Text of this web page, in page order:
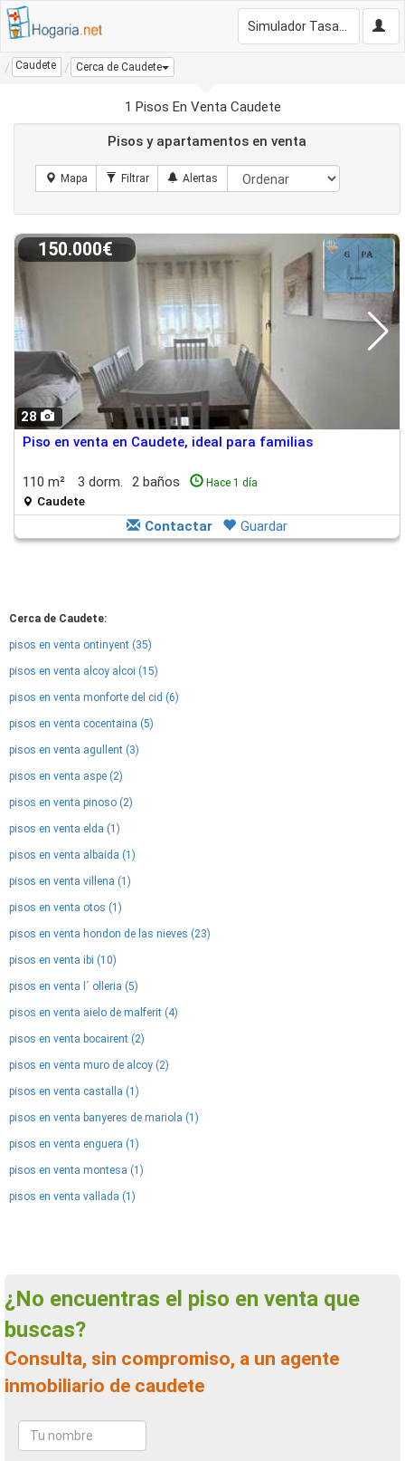
Caudete Cerca de Caudete
1 Pisos En Venta Caudete
Pisos y apartamentos en venta
28
150.000€
Piso en venta en Caudete, ideal para familias
110 m² 3 dorm. 2 baños Hace 1 día
Caudete
Contactar Guardar
Cerca de Caudete:
pisos en venta ontinyent (35)
pisos en venta alcoy alcoi (15)
pisos en venta monforte del cid (6)
pisos en venta cocentaina (5)
pisos en venta agullent (3)
pisos en venta aspe (2)
pisos en venta pinoso (2)
pisos en venta elda (1)
pisos en venta albaida (1)
pisos en venta villena (1)
pisos en venta otos (1)
pisos en venta hondon de las nieves (23)
pisos en venta ibi (10)
pisos en venta l´ olleria (5)
pisos en venta aielo de malferit (4)
pisos en venta bocairent (2)
pisos en venta muro de alcoy (2)
pisos en venta castalla (1)
pisos en venta banyeres de mariola (1)
pisos en venta enguera (1)
pisos en venta montesa (1)
pisos en venta vallada (1)
¿No encuentras el piso en venta que
buscas?
Consulta, sin compromiso, a un agente
inmobiliario de caudete